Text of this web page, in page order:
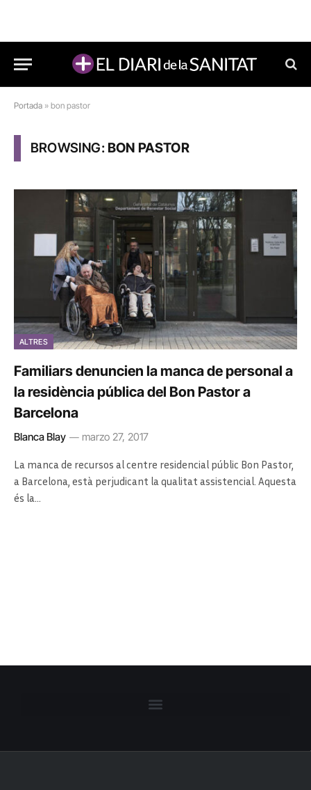
Portada » bon pastor
BROWSING:BON PASTOR
ALTRES
Familiars denuncien la manca de personal a
la residència pública del Bon Pastor a
Barcelona
Blanca Blay marzo 27, 2017
La manca de recursos al centre residencial públic Bon Pastor,
a Barcelona, està perjudicant la qualitat assistencial. Aquesta
és la…